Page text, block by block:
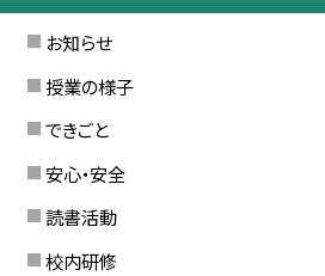
お知らせ
授業の様子
できごと
安心・安全
読書活動
校内研修